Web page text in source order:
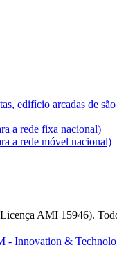
edifício arcadas de
a rede fixa nacional)
a rede móvel nacional)
AMI 15946).
- Innovation &